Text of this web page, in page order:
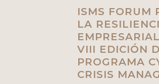
ISMS FORUM
LA
VIII EDICIÓN
PROGRAMA
CRISIS